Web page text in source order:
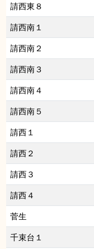
請西東８
請西南１
請西南２
請西南３
請西南４
請西南５
請西１
請西２
請西３
請西４
菅生
千束台１